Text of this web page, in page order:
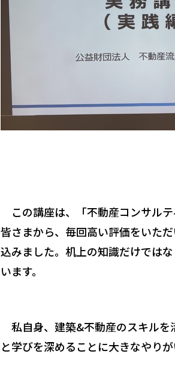
この講座は、「不動産コンサル
皆さまから、毎回高い評価をいた
込みました。机上の知識だけでは
います。
私自身、建築&不動産のスキルを
と学びを深めることに大きなやりが